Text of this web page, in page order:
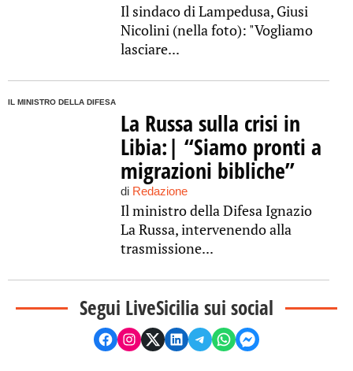
Il sindaco di Lampedusa, Giusi
Nicolini (nella foto): "Vogliamo
lasciare...
IL MINISTRO DELLA DIFESA
La Russa sulla crisi in
Libia:| “Siamo pronti a
migrazioni bibliche”
di Redazione
Il ministro della Difesa Ignazio
La Russa, intervenendo alla
trasmissione...
Segui LiveSicilia sui social